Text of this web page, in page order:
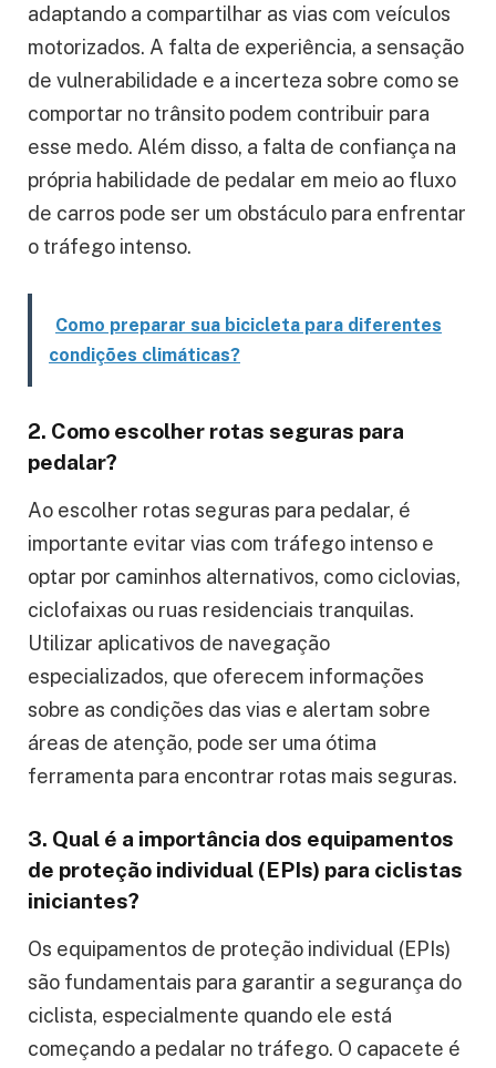
adaptando a compartilhar as vias com veículos
motorizados. A falta de experiência, a sensação
de vulnerabilidade e a incerteza sobre como se
comportar no trânsito podem contribuir para
esse medo. Além disso, a falta de confiança na
própria habilidade de pedalar em meio ao fluxo
de carros pode ser um obstáculo para enfrentar
o tráfego intenso.
Como preparar sua bicicleta para diferentes
condições climáticas?
2. Como escolher rotas seguras para
pedalar?
Ao escolher rotas seguras para pedalar, é
importante evitar vias com tráfego intenso e
optar por caminhos alternativos, como ciclovias,
ciclofaixas ou ruas residenciais tranquilas.
Utilizar aplicativos de navegação
especializados, que oferecem informações
sobre as condições das vias e alertam sobre
áreas de atenção, pode ser uma ótima
ferramenta para encontrar rotas mais seguras.
3. Qual é a importância dos equipamentos
de proteção individual (EPIs) para ciclistas
iniciantes?
Os equipamentos de proteção individual (EPIs)
são fundamentais para garantir a segurança do
ciclista, especialmente quando ele está
começando a pedalar no tráfego. O capacete é